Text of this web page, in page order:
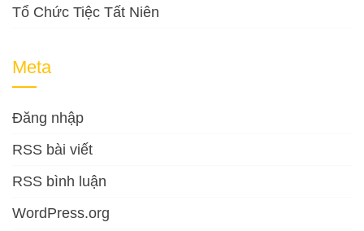
Tổ Chức Tiệc Tất Niên
Meta
Đăng nhập
RSS bài viết
RSS bình luận
WordPress.org